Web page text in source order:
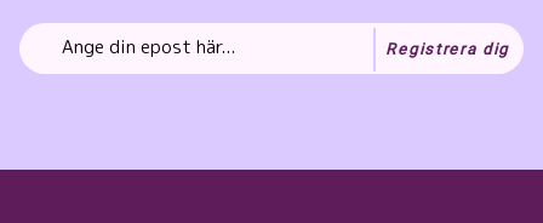
Registrera dig